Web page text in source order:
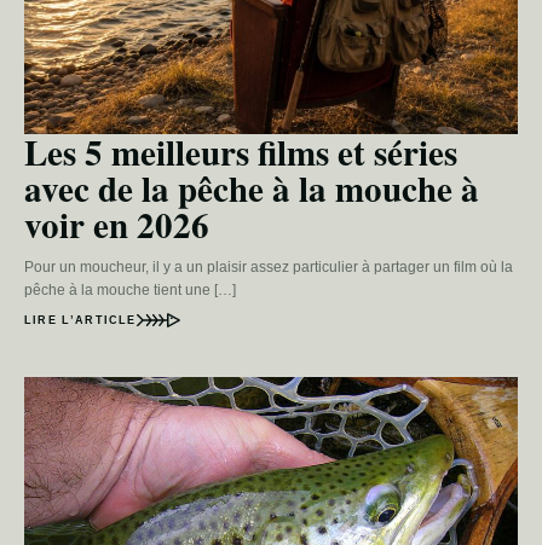
Les 5 meilleurs films et séries
avec de la pêche à la mouche à
voir en 2026
Pour un moucheur, il y a un plaisir assez particulier à partager un film où la
pêche à la mouche tient une […]
LIRE L’ARTICLE